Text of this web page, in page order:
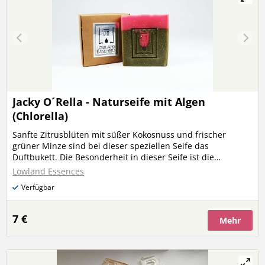
Jacky O´Rella - Naturseife mit Algen
(Chlorella)
Sanfte Zitrusblüten mit süßer Kokosnuss und frischer
grüner Minze sind bei dieser speziellen Seife das
Duftbukett. Die Besonderheit in dieser Seife ist die
entgiftende Chlorella Mikroalge (vitalisierend, Vitamin B12,
Folsäure, Eisen etc.) und die Omega-6 Fettsäuren des
Sonnenblumenöls.
Lowland Essences
Verfügbar
7 € Mehr